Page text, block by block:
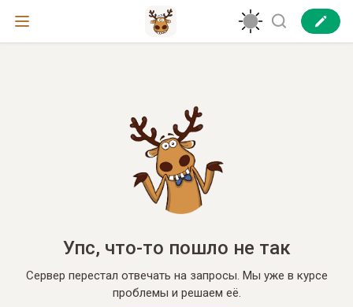
Упс, что-то пошло не так
Сервер перестал отвечать на запросы. Мы уже в курсе
проблемы и решаем её.